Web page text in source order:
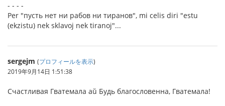
- - - -
Per "пусть нет ни рабов ни тиранов", mi celis diri "estu
(ekzistu) nek sklavoj nek tiranoj"...
sergejm (プロフィールを表示)
2019年9月14日 1:51:38
Счастливая Гватемала aŭ Будь благословенна, Гватемала!